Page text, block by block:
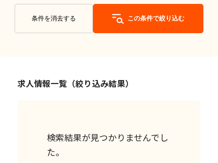
条件を消去する この条件で絞り込む
求人情報一覧（絞り込み結果）
検索結果が見つかりませんでし
た。